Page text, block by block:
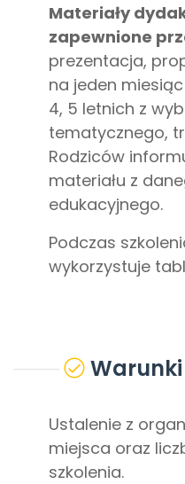
Materiały
zapewnione
prezentacja,
na jeden
4, 5 letnich z
tematycznego,
Rodziców
materiału z
edukacyjnego.
Podczas
wykorzystuje
Ustalenie z
miejsca oraz
szkolenia.